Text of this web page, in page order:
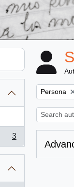
3
Remove
Persona